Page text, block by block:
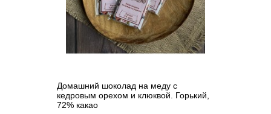
Домашний шоколад на меду с
кедровым орехом и клюквой. Горький,
72% какао